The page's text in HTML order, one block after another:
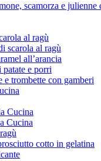
scamorza e julienne
al ragù
scarola al ragù
all’arancia
e porri
e trombette con gamberi
Cucina
Cucina
cotto in gelatina